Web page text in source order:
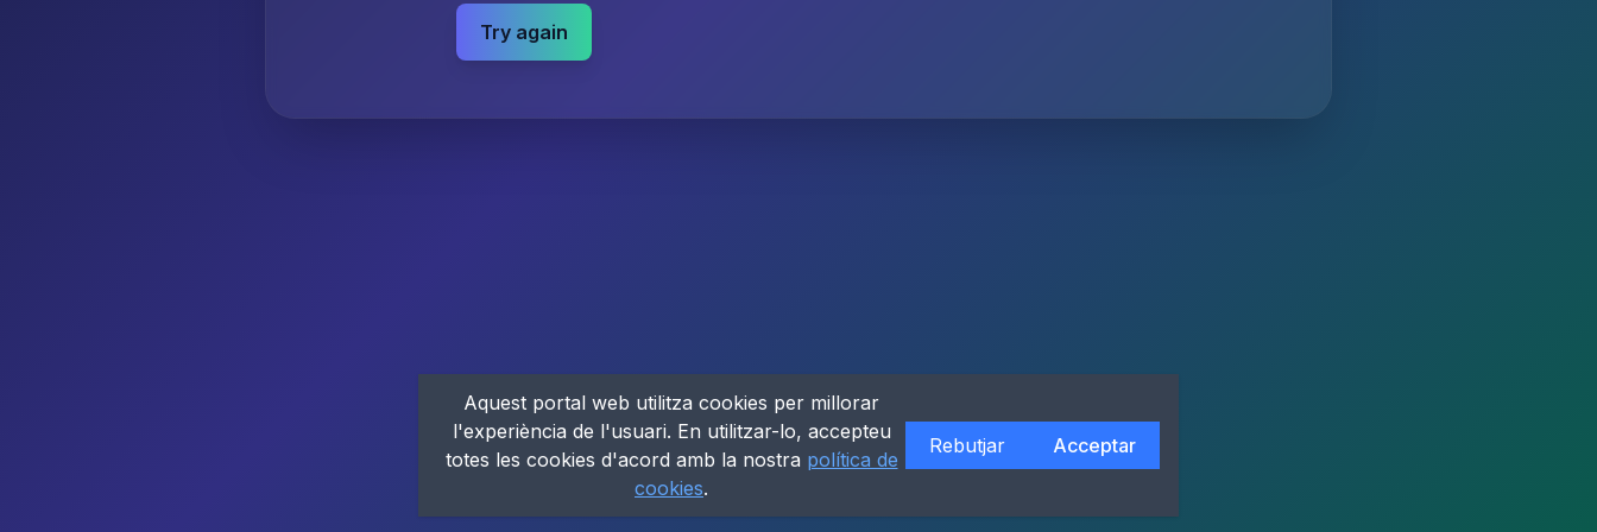
Try again
Aquest portal web utilitza cookies per millorar
l'experiència de l'usuari. En utilitzar-lo, accepteu
totes les cookies d'acord amb la nostra política de
cookies.
Rebutjar Acceptar